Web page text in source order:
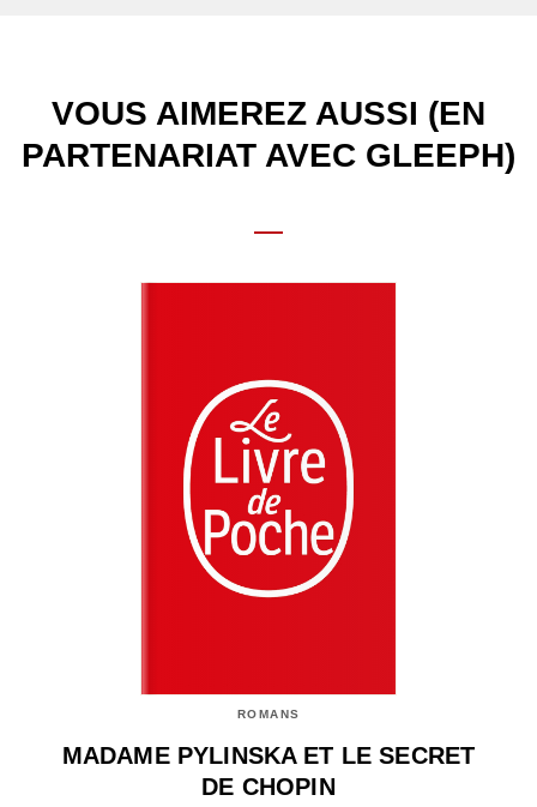
VOUS AIMEREZ AUSSI (EN
PARTENARIAT AVEC GLEEPH)
ROMANS
MADAME PYLINSKA ET LE SECRET
DE CHOPIN